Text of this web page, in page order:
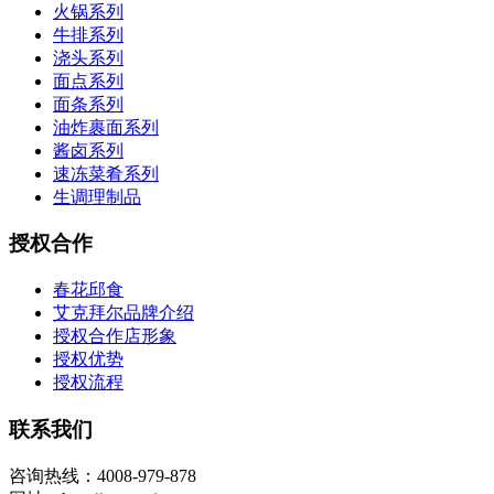
火锅系列
牛排系列
浇头系列
面点系列
面条系列
油炸裹面系列
酱卤系列
速冻菜肴系列
生调理制品
授权合作
春花邱食
艾克拜尔品牌介绍
授权合作店形象
授权优势
授权流程
联系我们
咨询热线：4008-979-878